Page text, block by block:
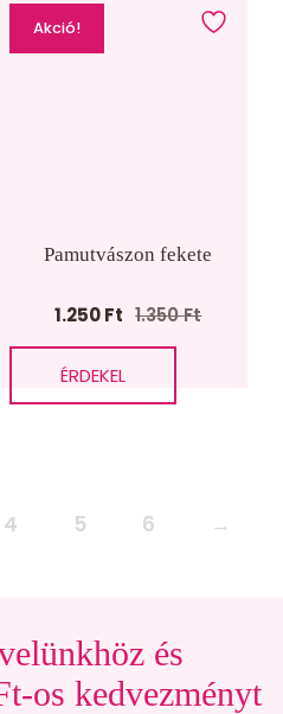
Akció!
Pamutvászon fekete
1.350Ft
Original
price
1.350 Ft.
1.250Ft
Current
price
1.250 Ft.
ÉRDEKEL
4 5 6 →
és
os kedvezményt